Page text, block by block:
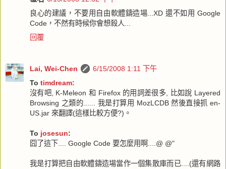
良心的建議，不要用自由軟體鑄造場...XD 還不如用 Google
Code，不然有時候你會想殺人...
回覆
Lai, Wei-Chen
6/15/2008 1:11 下午
To timdream:
沒有吧, K-Meleon 和 Firefox 的用詞差很多, 比如說 Layered
Browsing 之類的...... 我是打算用 MozLCDB 然後直接抓 en-
US.jar 來翻譯(這樣比較方便?)。
To josesun:
囧了這下.... Google Code 要怎麼用啊....@ @"
我是打算把自由軟體鑄造場當作一個集散庫而已....(還有網路